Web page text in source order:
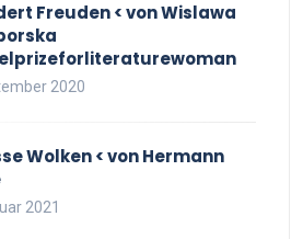
Freuden < von Wislawa
2020
Wolken < von Hermann
2021